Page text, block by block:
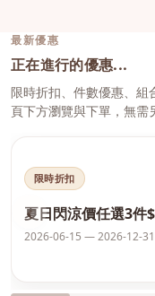
最新優惠
正在進行的優惠...
限時折扣、件數優惠、組
頁下方瀏覽與下單，無需
‹
限時折扣
夏日閃涼價任選3件
2026-06-15 — 2026-12-31